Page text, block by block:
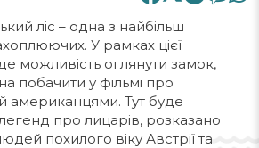
ліс – одна з найбільш
У рамках цієї
можливість оглянути замок,
побачити у фільмі про
американцями. Тут буде
про лицарів, розказано
похилого віку Австрії та